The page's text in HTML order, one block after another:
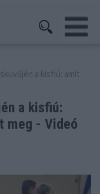
a kisfiú: amit
a kisfiú:
meg - Videó